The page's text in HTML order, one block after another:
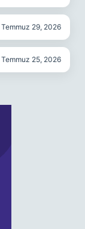
Temmuz 29, 2026
Temmuz 25, 2026